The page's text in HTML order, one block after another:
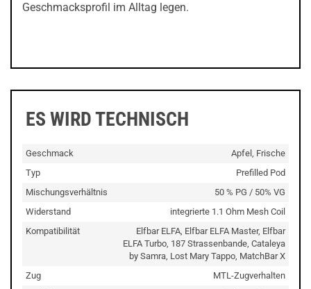
Geschmacksprofil im Alltag legen.
ES WIRD TECHNISCH
Geschmack
Apfel, Frische
Typ
Prefilled Pod
Mischungsverhältnis
50 % PG / 50% VG
Widerstand
integrierte 1.1 Ohm Mesh Coil
Kompatibilität
Elfbar ELFA, Elfbar ELFA Master, Elfbar
ELFA Turbo, 187 Strassenbande, Cataleya
by Samra, Lost Mary Tappo, MatchBar X
Zug
MTL-Zugverhalten